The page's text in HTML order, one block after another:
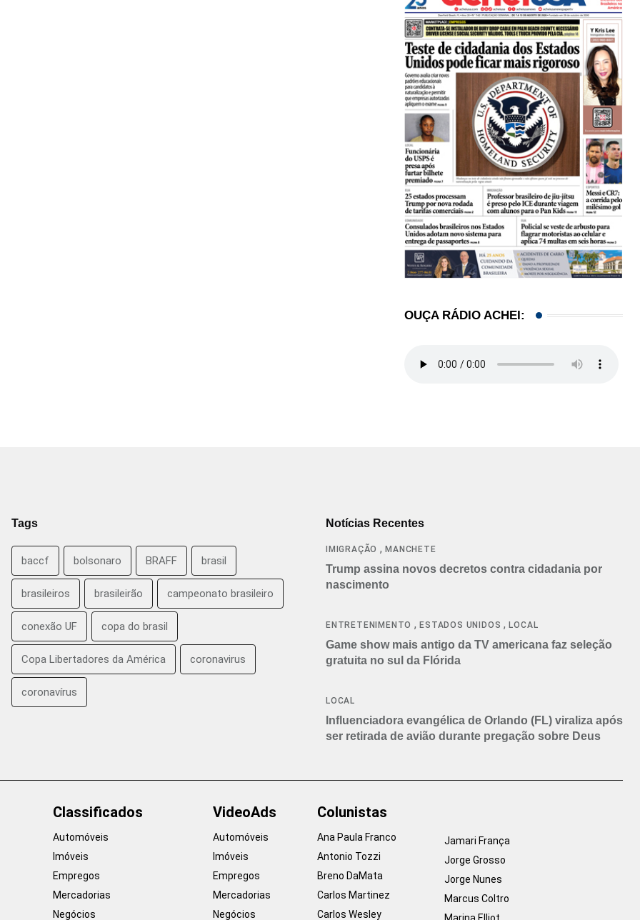
OUÇA RÁDIO ACHEI:
Tags
baccf bolsonaro BRAFF brasil
brasileiros brasileirão campeonato brasileiro
conexão UF copa do brasil
Copa Libertadores da América coronavirus
coronavírus
Notícias Recentes
IMIGRAÇÃO ,MANCHETE
Trump assina novos decretos contra cidadania por
nascimento
ENTRETENIMENTO ,ESTADOS UNIDOS ,LOCAL
Game show mais antigo da TV americana faz seleção
gratuita no sul da Flórida
LOCAL
Influenciadora evangélica de Orlando (FL) viraliza após
ser retirada de avião durante pregação sobre Deus
Classificados
Automóveis
Imóveis
Empregos
Mercadorias
Negócios
VideoAds
Automóveis
Imóveis
Empregos
Mercadorias
Negócios
Colunistas
Ana Paula Franco
Antonio Tozzi
Breno DaMata
Carlos Martinez
Carlos Wesley
Jamari França
Jorge Grosso
Jorge Nunes
Marcus Coltro